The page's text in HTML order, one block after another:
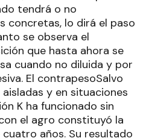
tendrá o no
concretas, lo dirá el paso
se observa el
que hasta ahora se
cuando no diluida y por
El contrapesoSalvo
y en situaciones
K ha funcionado sin
el agro constituyó la
años. Su resultado